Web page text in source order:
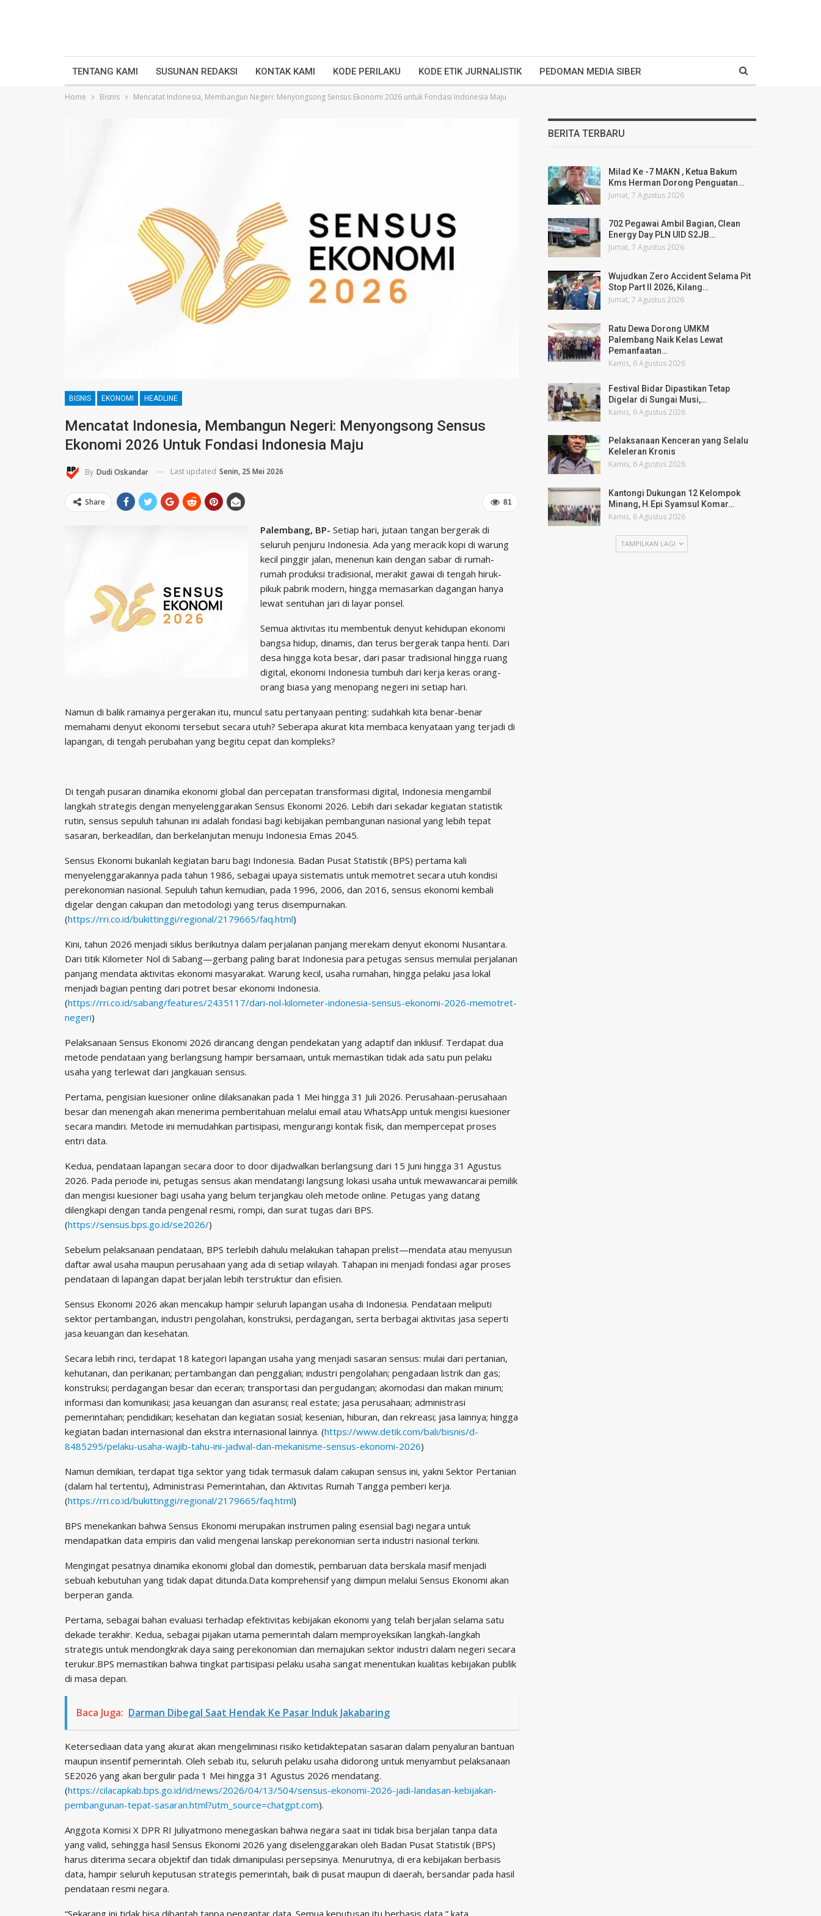
TENTANG KAMI SUSUNAN REDAKSI KONTAK KAMI KODE PERILAKU KODE ETIK JURNALISTIK PEDOMAN MEDIA SIBER
Home Bisnis Mencatat Indonesia, Membangun Negeri: Menyongsong Sensus Ekonomi 2026 untuk Fondasi Indonesia Maju
BISNIS EKONOMI HEADLINE
Mencatat Indonesia, Membangun Negeri: Menyongsong Sensus
Ekonomi 2026 Untuk Fondasi Indonesia Maju
By Dudi Oskandar Last updated Senin, 25 Mei 2026
81
Share
Palembang, BP- Setiap hari, jutaan tangan bergerak di
seluruh penjuru Indonesia. Ada yang meracik kopi di warung
kecil pinggir jalan, menenun kain dengan sabar di rumah-
rumah produksi tradisional, merakit gawai di tengah hiruk-
pikuk pabrik modern, hingga memasarkan dagangan hanya
lewat sentuhan jari di layar ponsel.
Semua aktivitas itu membentuk denyut kehidupan ekonomi
bangsa hidup, dinamis, dan terus bergerak tanpa henti. Dari
desa hingga kota besar, dari pasar tradisional hingga ruang
digital, ekonomi Indonesia tumbuh dari kerja keras orang-
orang biasa yang menopang negeri ini setiap hari.
Namun di balik ramainya pergerakan itu, muncul satu pertanyaan penting: sudahkah kita benar-benar
memahami denyut ekonomi tersebut secara utuh? Seberapa akurat kita membaca kenyataan yang terjadi di
lapangan, di tengah perubahan yang begitu cepat dan kompleks?
Di tengah pusaran dinamika ekonomi global dan percepatan transformasi digital, Indonesia mengambil
langkah strategis dengan menyelenggarakan Sensus Ekonomi 2026. Lebih dari sekadar kegiatan statistik
rutin, sensus sepuluh tahunan ini adalah fondasi bagi kebijakan pembangunan nasional yang lebih tepat
sasaran, berkeadilan, dan berkelanjutan menuju Indonesia Emas 2045.
Sensus Ekonomi bukanlah kegiatan baru bagi Indonesia. Badan Pusat Statistik (BPS) pertama kali
menyelenggarakannya pada tahun 1986, sebagai upaya sistematis untuk memotret secara utuh kondisi
perekonomian nasional. Sepuluh tahun kemudian, pada 1996, 2006, dan 2016, sensus ekonomi kembali
digelar dengan cakupan dan metodologi yang terus disempurnakan.
(https://rri.co.id/bukittinggi/regional/2179665/faq.html)
Kini, tahun 2026 menjadi siklus berikutnya dalam perjalanan panjang merekam denyut ekonomi Nusantara.
Dari titik Kilometer Nol di Sabang—gerbang paling barat Indonesia para petugas sensus memulai perjalanan
panjang mendata aktivitas ekonomi masyarakat. Warung kecil, usaha rumahan, hingga pelaku jasa lokal
menjadi bagian penting dari potret besar ekonomi Indonesia.
(https://rri.co.id/sabang/features/2435117/dari-nol-kilometer-indonesia-sensus-ekonomi-2026-memotret-
negeri)
Pelaksanaan Sensus Ekonomi 2026 dirancang dengan pendekatan yang adaptif dan inklusif. Terdapat dua
metode pendataan yang berlangsung hampir bersamaan, untuk memastikan tidak ada satu pun pelaku
usaha yang terlewat dari jangkauan sensus.
Pertama, pengisian kuesioner online dilaksanakan pada 1 Mei hingga 31 Juli 2026. Perusahaan-perusahaan
besar dan menengah akan menerima pemberitahuan melalui email atau WhatsApp untuk mengisi kuesioner
secara mandiri. Metode ini memudahkan partisipasi, mengurangi kontak fisik, dan mempercepat proses
entri data.
Kedua, pendataan lapangan secara door to door dijadwalkan berlangsung dari 15 Juni hingga 31 Agustus
2026. Pada periode ini, petugas sensus akan mendatangi langsung lokasi usaha untuk mewawancarai pemilik
dan mengisi kuesioner bagi usaha yang belum terjangkau oleh metode online. Petugas yang datang
dilengkapi dengan tanda pengenal resmi, rompi, dan surat tugas dari BPS.
(https://sensus.bps.go.id/se2026/)
Sebelum pelaksanaan pendataan, BPS terlebih dahulu melakukan tahapan prelist—mendata atau menyusun
daftar awal usaha maupun perusahaan yang ada di setiap wilayah. Tahapan ini menjadi fondasi agar proses
pendataan di lapangan dapat berjalan lebih terstruktur dan efisien.
Sensus Ekonomi 2026 akan mencakup hampir seluruh lapangan usaha di Indonesia. Pendataan meliputi
sektor pertambangan, industri pengolahan, konstruksi, perdagangan, serta berbagai aktivitas jasa seperti
jasa keuangan dan kesehatan.
Secara lebih rinci, terdapat 18 kategori lapangan usaha yang menjadi sasaran sensus: mulai dari pertanian,
kehutanan, dan perikanan; pertambangan dan penggalian; industri pengolahan; pengadaan listrik dan gas;
konstruksi; perdagangan besar dan eceran; transportasi dan pergudangan; akomodasi dan makan minum;
informasi dan komunikasi; jasa keuangan dan asuransi; real estate; jasa perusahaan; administrasi
pemerintahan; pendidikan; kesehatan dan kegiatan sosial; kesenian, hiburan, dan rekreasi; jasa lainnya; hingga
kegiatan badan internasional dan ekstra internasional lainnya. (https://www.detik.com/bali/bisnis/d-
8485295/pelaku-usaha-wajib-tahu-ini-jadwal-dan-mekanisme-sensus-ekonomi-2026)
Namun demikian, terdapat tiga sektor yang tidak termasuk dalam cakupan sensus ini, yakni Sektor Pertanian
(dalam hal tertentu), Administrasi Pemerintahan, dan Aktivitas Rumah Tangga pemberi kerja.
(https://rri.co.id/bukittinggi/regional/2179665/faq.html)
BPS menekankan bahwa Sensus Ekonomi merupakan instrumen paling esensial bagi negara untuk
mendapatkan data empiris dan valid mengenai lanskap perekonomian serta industri nasional terkini.
Mengingat pesatnya dinamika ekonomi global dan domestik, pembaruan data berskala masif menjadi
sebuah kebutuhan yang tidak dapat ditunda.Data komprehensif yang diimpun melalui Sensus Ekonomi akan
berperan ganda.
Pertama, sebagai bahan evaluasi terhadap efektivitas kebijakan ekonomi yang telah berjalan selama satu
dekade terakhir. Kedua, sebagai pijakan utama pemerintah dalam memproyeksikan langkah-langkah
strategis untuk mendongkrak daya saing perekonomian dan memajukan sektor industri dalam negeri secara
terukur.BPS memastikan bahwa tingkat partisipasi pelaku usaha sangat menentukan kualitas kebijakan publik
di masa depan.
Baca Juga: Darman Dibegal Saat Hendak Ke Pasar Induk Jakabaring
Ketersediaan data yang akurat akan mengeliminasi risiko ketidaktepatan sasaran dalam penyaluran bantuan
maupun insentif pemerintah. Oleh sebab itu, seluruh pelaku usaha didorong untuk menyambut pelaksanaan
SE2026 yang akan bergulir pada 1 Mei hingga 31 Agustus 2026 mendatang.
(https://cilacapkab.bps.go.id/id/news/2026/04/13/504/sensus-ekonomi-2026-jadi-landasan-kebijakan-
pembangunan-tepat-sasaran.html?utm_source=chatgpt.com).
Anggota Komisi X DPR RI Juliyatmono menegaskan bahwa negara saat ini tidak bisa berjalan tanpa data
yang valid, sehingga hasil Sensus Ekonomi 2026 yang diselenggarakan oleh Badan Pusat Statistik (BPS)
harus diterima secara objektif dan tidak dimanipulasi persepsinya. Menurutnya, di era kebijakan berbasis
data, hampir seluruh keputusan strategis pemerintah, baik di pusat maupun di daerah, bersandar pada hasil
pendataan resmi negara.
“Sekarang ini tidak bisa dibantah tanpa pengantar data. Semua keputusan itu berbasis data,” kata
BERITA TERBARU
Milad Ke -7 MAKN , Ketua Bakum
Kms Herman Dorong Penguatan…
Jumat, 7 Agustus 2026
702 Pegawai Ambil Bagian, Clean
Energy Day PLN UID S2JB…
Jumat, 7 Agustus 2026
Wujudkan Zero Accident Selama Pit
Stop Part II 2026, Kilang…
Jumat, 7 Agustus 2026
Ratu Dewa Dorong UMKM
Palembang Naik Kelas Lewat
Pemanfaatan…
Kamis, 6 Agustus 2026
Festival Bidar Dipastikan Tetap
Digelar di Sungai Musi,…
Kamis, 6 Agustus 2026
Pelaksanaan Kenceran yang Selalu
Keleleran Kronis
Kamis, 6 Agustus 2026
Kantongi Dukungan 12 Kelompok
Minang, H.Epi Syamsul Komar…
Kamis, 6 Agustus 2026
TAMPILKAN LAGI